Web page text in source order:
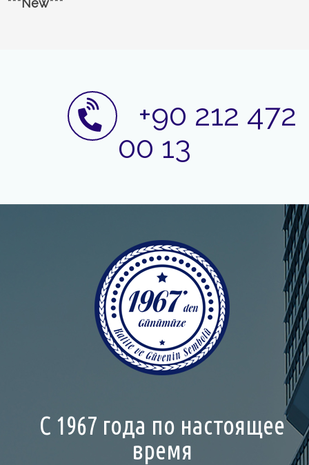
***New***
+90 212 472
00 13
С 1967 года по настоящее
время